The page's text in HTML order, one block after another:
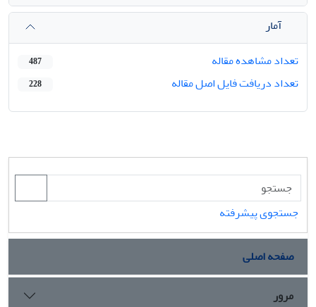
آمار
تعداد مشاهده مقاله
487
تعداد دریافت فایل اصل مقاله 228
جستجوی پیشرفته
صفحه اصلی
مرور